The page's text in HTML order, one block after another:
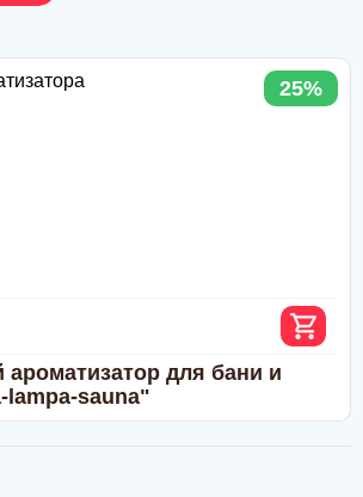
Ароматизаторы
груз: 1200 руб.
: Тариф по Москве + 50 руб./км в
РОССИИ.
25%
ароматизатор для бани и
sauna"